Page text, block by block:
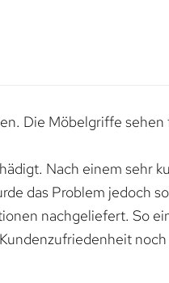
Die Möbelgriffe sehen
Nach einem sehr
das Problem jedoch
nachgeliefert. So